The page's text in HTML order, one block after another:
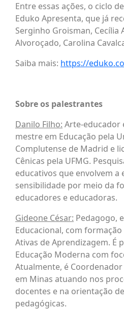
Entre essas ações, o ciclo
Eduko Apresenta, que já
Serginho Groisman, Cecília
Alvoroçado, Carolina
Saiba mais: https://
Sobre os palestrantes
Danilo Filho: Arte-educador
mestre em Educação pela
Complutense de Madrid e
Cênicas pela UFMG.
educativos que envolvem a
sensibilidade por meio da
educadores e educadoras. ​
Gideone César: Pedagogo,
Educacional, com
Ativas de Aprendizagem. É
Educação Moderna com
Atualmente, é Coordenador
em Minas atuando nos
docentes e na orientação
pedagógicas.